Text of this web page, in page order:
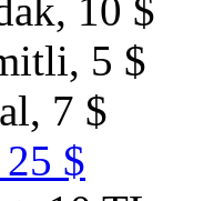
10 $
5 $
7 $
$